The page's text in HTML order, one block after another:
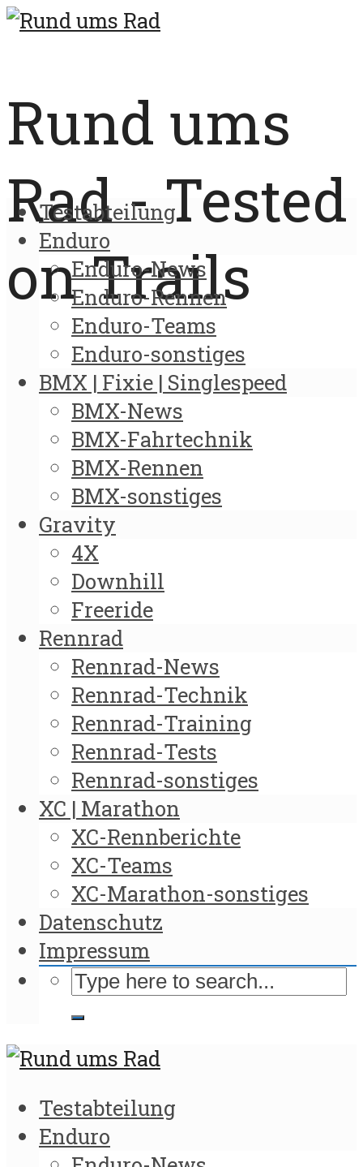
Rund ums
Rad - Tested
on Trails
Testabteilung
Enduro
Enduro-News
Enduro-Rennen
Enduro-Teams
Enduro-sonstiges
BMX | Fixie | Singlespeed
BMX-News
BMX-Fahrtechnik
BMX-Rennen
BMX-sonstiges
Gravity
4X
Downhill
Freeride
Rennrad
Rennrad-News
Rennrad-Technik
Rennrad-Training
Rennrad-Tests
Rennrad-sonstiges
XC | Marathon
XC-Rennberichte
XC-Teams
XC-Marathon-sonstiges
Datenschutz
Impressum
Testabteilung
Enduro